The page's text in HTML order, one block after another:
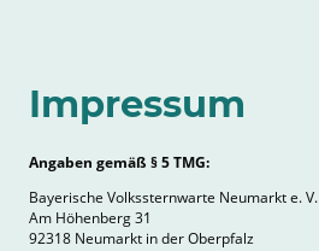
Impressum
Angaben gemäß § 5 TMG:
Bayerische Volkssternwarte Neumarkt e. V.
Am Höhenberg 31
92318 Neumarkt in der Oberpfalz